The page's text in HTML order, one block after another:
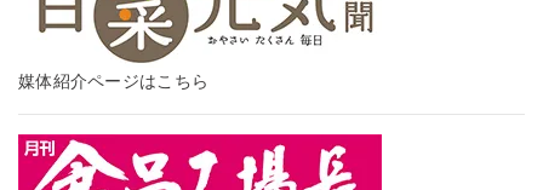
媒体紹介ページはこちら